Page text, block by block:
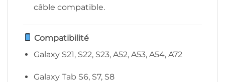
câble compatible.
Compatibilité
Galaxy S21, S22, S23, A52, A53, A54, A72
Galaxy Tab S6, S7, S8